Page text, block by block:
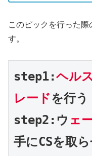
このピックを行った
す。
step1:ヘルス
レードを行う
step2:ウ ェ
手にCSを取